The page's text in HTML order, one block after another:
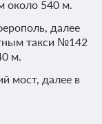
около 540 м.
далее
такси №142
м.
мост, далее в